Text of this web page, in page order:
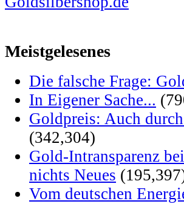
Meistgelesenes
Die falsche Frage:
In Eigener Sache...
Goldpreis: Auch
(342,304)
Gold-Intransparenz
nichts Neues
Vom deutschen